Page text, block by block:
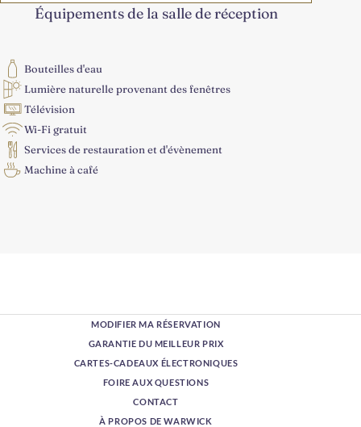
Équipements de la salle de réception
Bouteilles d'eau
Lumière naturelle provenant des fenêtres
Télévision
Wi-Fi gratuit
Services de restauration et d'évènement
Machine à café
MODIFIER MA RÉSERVATION
GARANTIE DU MEILLEUR PRIX
CARTES-CADEAUX ÉLECTRONIQUES
FOIRE AUX QUESTIONS
CONTACT
À PROPOS DE WARWICK